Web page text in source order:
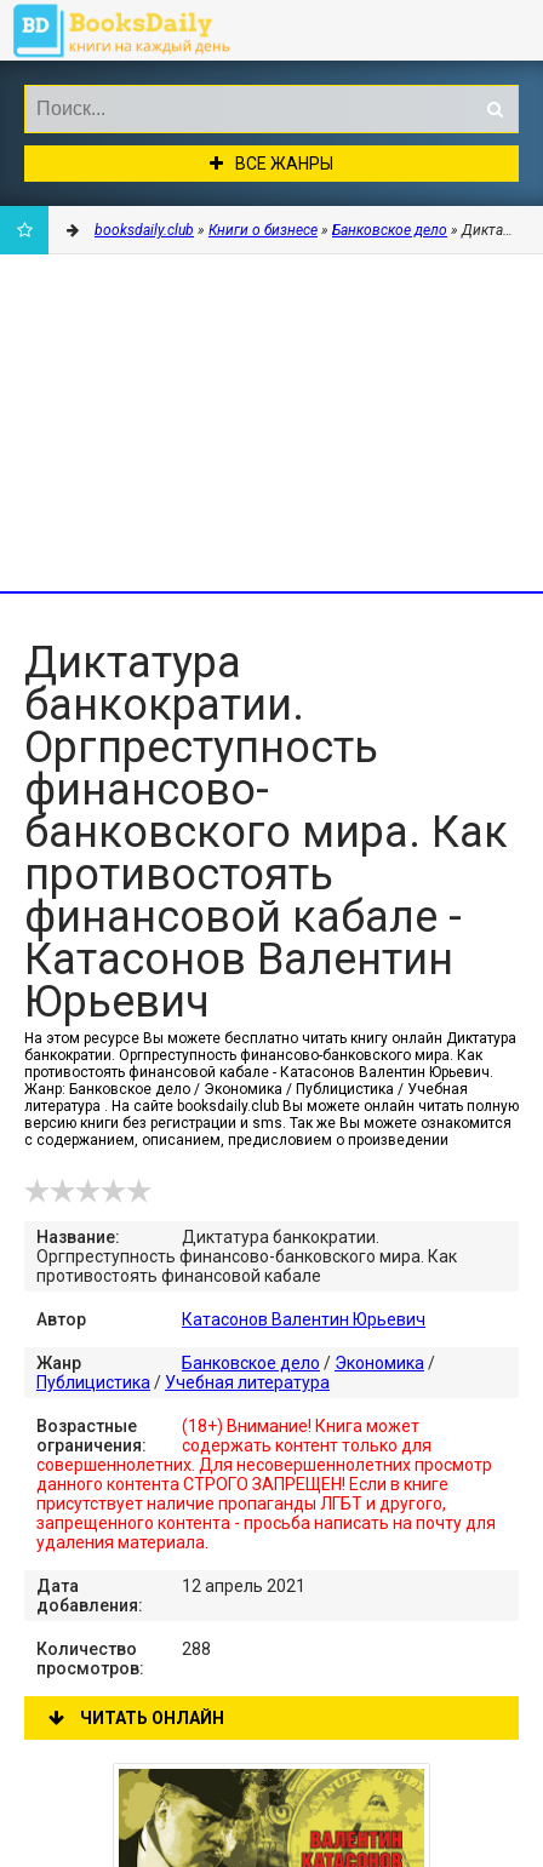
ВСЕ ЖАНРЫ
booksdaily.club » Книги о бизнесе » Банковское дело » Диктатура
Диктатура
банкократии.
Оргпреступность
финансово-
банковского мира. Как
противостоять
финансовой кабале -
Катасонов Валентин
Юрьевич
На этом ресурсе Вы можете бесплатно читать книгу онлайн Диктатура
банкократии. Оргпреступность финансово-банковского мира. Как
противостоять финансовой кабале - Катасонов Валентин Юрьевич.
Жанр: Банковское дело / Экономика / Публицистика / Учебная
литература . На сайте booksdaily.club Вы можете онлайн читать полную
версию книги без регистрации и sms. Так же Вы можете ознакомится
с содержанием, описанием, предисловием о произведении
Название:
Диктатура банкократии.
Оргпреступность финансово-банковского мира. Как
противостоять финансовой кабале
Автор Катасонов Валентин Юрьевич
Жанр Банковское дело / Экономика /
Публицистика / Учебная литература
Возрастные
ограничения:
(18+) Внимание! Книга может
содержать контент только для
совершеннолетних. Для несовершеннолетних просмотр
данного контента СТРОГО ЗАПРЕЩЕН! Если в книге
присутствует наличие пропаганды ЛГБТ и другого,
запрещенного контента - просьба написать на почту для
удаления материала.
Дата
добавления:
12 апрель 2021
Количество
просмотров:
288
ЧИТАТЬ ОНЛАЙН